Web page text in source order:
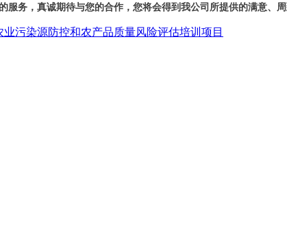
服务，真诚期待与您的合作， 您将会得到我公司所提供的满意、
污染源防控和农产品质量风险评估培训项目